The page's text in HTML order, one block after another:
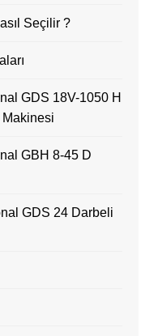
Seçilir ?
GDS 18V-1050 H
Makinesi
GBH 8-45 D
GDS 24 Darbeli